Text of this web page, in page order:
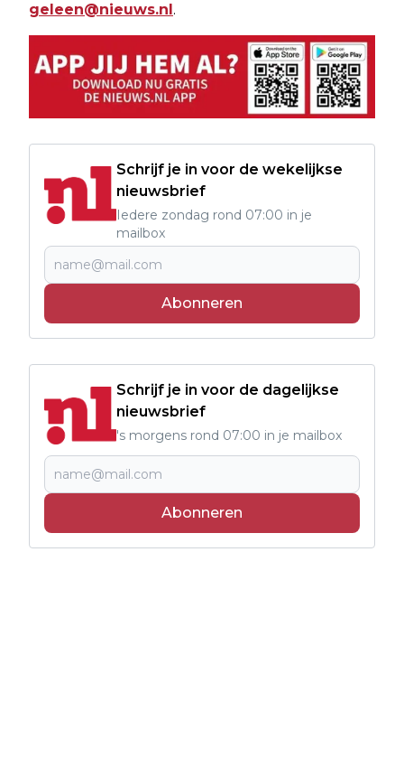
geleen@nieuws.nl.
Schrijf je in voor de wekelijkse
nieuwsbrief
Iedere zondag rond 07:00 in je
mailbox
Abonneren
Schrijf je in voor de dagelijkse
nieuwsbrief
's morgens rond 07:00 in je mailbox
Abonneren